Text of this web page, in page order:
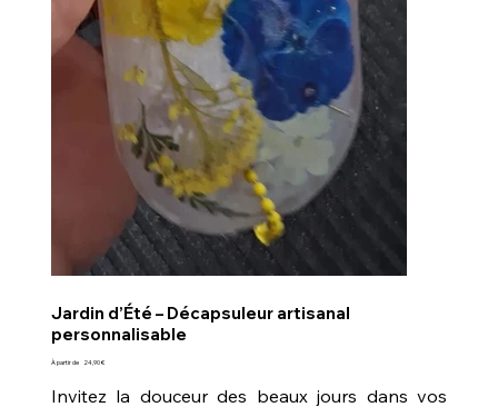
Jardin d’Été – Décapsuleur artisanal
personnalisable
À partir de Prix
24,90 €
Invitez la douceur des beaux jours dans vos